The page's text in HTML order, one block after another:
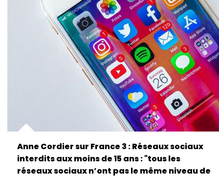
Anne Cordier sur France 3 : Réseaux sociaux
interdits aux moins de 15 ans : "tous les
réseaux sociaux n’ont pas le même niveau de